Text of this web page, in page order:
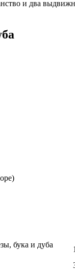
и два
бука и дуба